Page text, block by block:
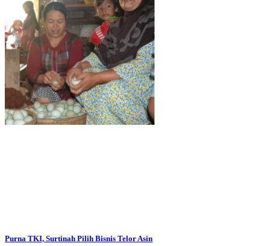
Purna TKI, Surtinah Pilih Bisnis Telor Asin